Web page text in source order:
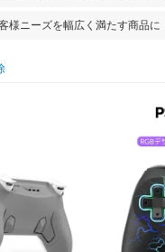
様ニーズを幅広く満たす商品に